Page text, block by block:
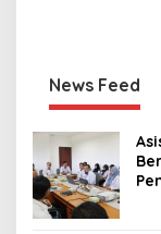
News Feed